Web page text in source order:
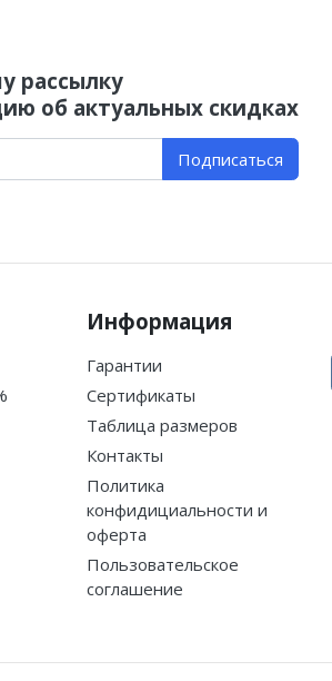
рассылку
об актуальных скидках
Подписаться
Информация
Гарантии
Сертификаты
Таблица размеров
Контакты
Политика
конфидициальности и
оферта
Пользовательское
соглашение